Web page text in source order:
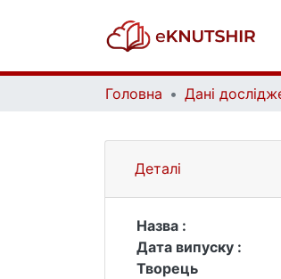
Головна
Деталі
Назва :
Дата випуску :
Творець